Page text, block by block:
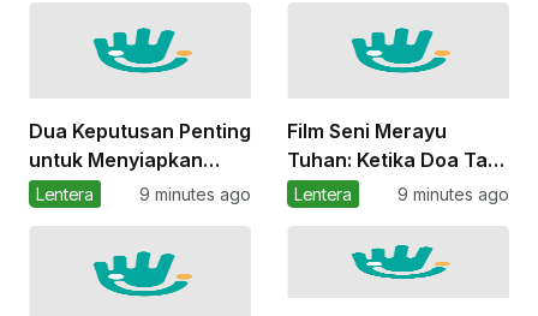
Dua Keputusan Penting
untuk Menyiapkan
Masa Depan
Lentera 9 minutes ago
Film Seni Merayu
Tuhan: Ketika Doa Tak
Lagi Sekadar Meminta
Menerima
Lentera 9 minutes ago